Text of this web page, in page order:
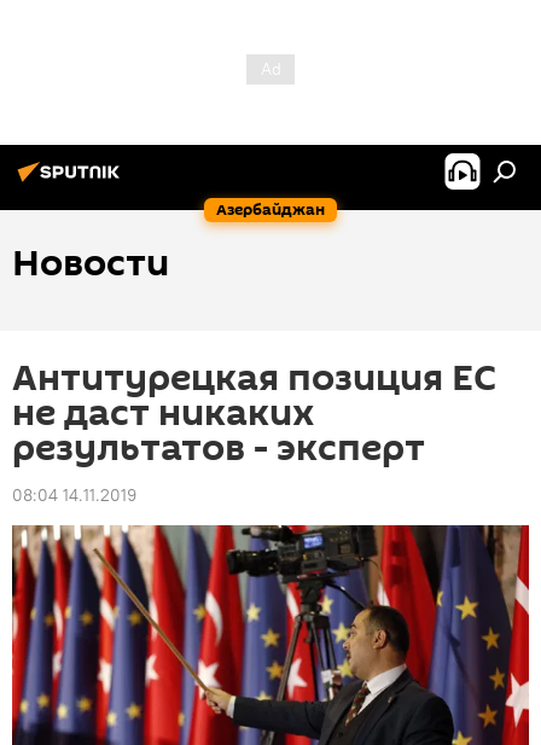
Азербайджан
Новости
Антитурецкая позиция ЕС
не даст никаких
результатов - эксперт
08:04 14.11.2019